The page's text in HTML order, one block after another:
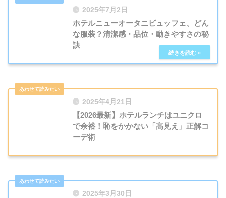
2025年7月2日
ホテルニューオータニビュッフェ、どん
な服装？清潔感・品位・動きやすさの秘
訣
2025年4月21日
【2026最新】ホテルランチはユニクロ
で余裕！恥をかかない「高見え」正解コ
ーデ術
2025年3月30日